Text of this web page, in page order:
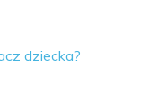
dziecka?